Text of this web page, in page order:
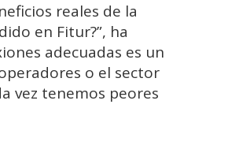
reales de la
en Fitur?”, ha
adecuadas es un
o el sector
vez tenemos peores